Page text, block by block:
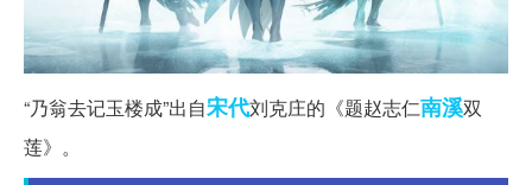
“乃翁去记玉楼成”出自宋代刘克庄的《题赵志仁南溪双
莲》。